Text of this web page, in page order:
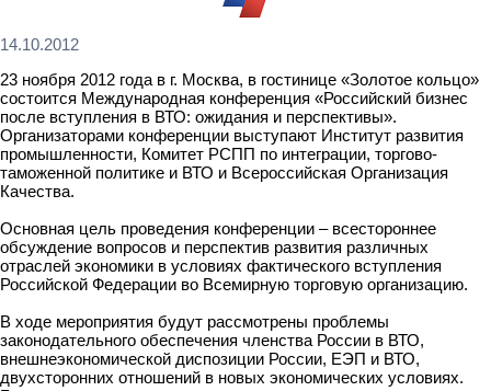
14.10.2012
23 ноября 2012 года в г. Москва, в гостинице «Золотое кольцо»
состоится Международная конференция «Российский бизнес
после вступления в ВТО: ожидания и перспективы».
Организаторами конференции выступают Институт развития
промышленности, Комитет РСПП по интеграции, торгово-
таможенной политике и ВТО и Всероссийская Организация
Качества.
Основная цель проведения конференции – всестороннее
обсуждение вопросов и перспектив развития различных
отраслей экономики в условиях фактического вступления
Российской Федерации во Всемирную торговую организацию.
В ходе мероприятия будут рассмотрены проблемы
законодательного обеспечения членства России в ВТО,
внешнеэкономической диспозиции России, ЕЭП и ВТО,
двухсторонних отношений в новых экономических условиях.